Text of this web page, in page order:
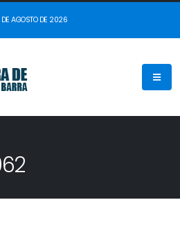
AGOSTO DE 2026